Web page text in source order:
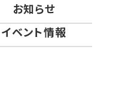
お知らせ
イベント情報